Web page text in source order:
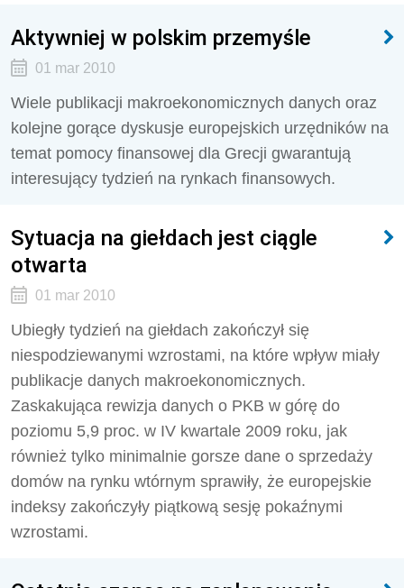
Aktywniej w polskim przemyśle
01 mar 2010
Wiele publikacji makroekonomicznych danych oraz
kolejne gorące dyskusje europejskich urzędników na
temat pomocy finansowej dla Grecji gwarantują
interesujący tydzień na rynkach finansowych.
Sytuacja na giełdach jest ciągle
otwarta
01 mar 2010
Ubiegły tydzień na giełdach zakończył się
niespodziewanymi wzrostami, na które wpływ miały
publikacje danych makroekonomicznych.
Zaskakująca rewizja danych o PKB w górę do
poziomu 5,9 proc. w IV kwartale 2009 roku, jak
również tylko minimalnie gorsze dane o sprzedaży
domów na rynku wtórnym sprawiły, że europejskie
indeksy zakończyły piątkową sesję pokaźnymi
wzrostami.